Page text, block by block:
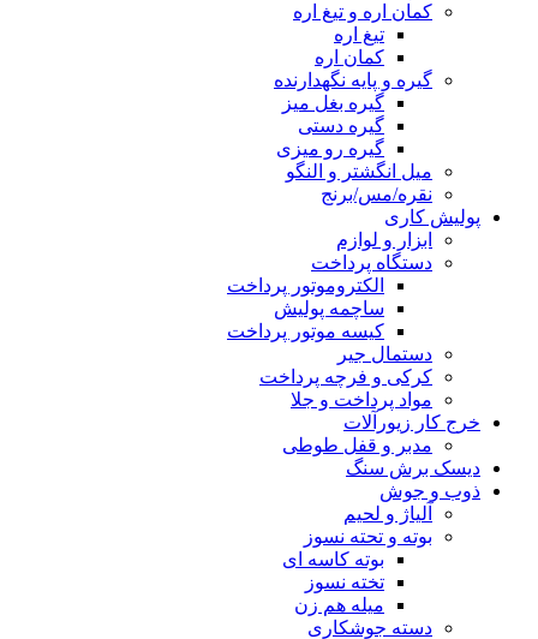
کمان اره و تیغ اره
تیغ اره
کمان اره
گیره و پایه نگهدارنده
گیره بغل میز
گیره دستی
گیره رو میزی
میل انگشتر و النگو
نقره/مس/برنج
پولیش کاری
ابزار و لوازم
دستگاه پرداخت
الکتروموتور پرداخت
ساچمه پولیش
کیسه موتور پرداخت
دستمال جیر
کرکی و فرچه پرداخت
مواد پرداخت و جلا
خرج کار زیورآلات
مدبر و قفل طوطی
دیسک برش سنگ
ذوب و جوش
آلیاژ و لحیم
بوته و تحته نسوز
بوته کاسه ای
تخته نسوز
میله هم زن
دسته جوشکاری